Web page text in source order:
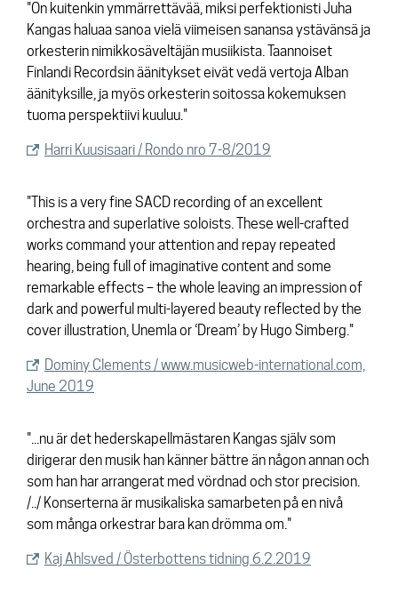
"On kuitenkin ymmärrettävää, miksi perfektionisti Juha
Kangas haluaa sanoa vielä viimeisen sanansa ystävänsä ja
orkesterin nimikkosäveltäjän musiikista. Taannoiset
Finlandi Recordsin äänitykset eivät vedä vertoja Alban
äänityksille, ja myös orkesterin soitossa kokemuksen
tuoma perspektiivi kuuluu."
Harri Kuusisaari / Rondo nro 7-8/2019
"This is a very fine SACD recording of an excellent
orchestra and superlative soloists. These well-crafted
works command your attention and repay repeated
hearing, being full of imaginative content and some
remarkable effects – the whole leaving an impression of
dark and powerful multi-layered beauty reflected by the
cover illustration, Unemla or ‘Dream’ by Hugo Simberg."
Dominy Clements / www.musicweb-international.com,
June 2019
"...nu är det hederskapellmästaren Kangas själv som
dirigerar den musik han känner bättre än någon annan och
som han har arrangerat med vördnad och stor precision.
/../ Konserterna är musikaliska samarbeten på en nivå
som många orkestrar bara kan drömma om."
Kaj Ahlsved / Österbottens tidning 6.2.2019